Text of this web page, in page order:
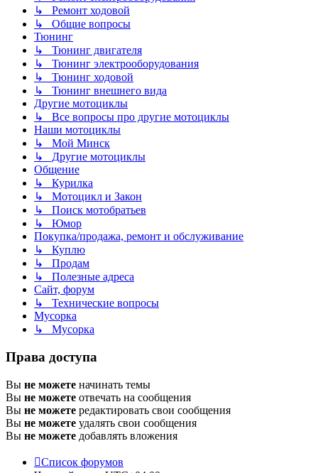
↳ Ремонт ходовой
↳ Общие вопросы
Тюнинг
↳ Тюнинг двигателя
↳ Тюнинг электрооборудования
↳ Тюнинг ходовой
↳ Тюнинг внешнего вида
Другие мотоциклы
↳ Все вопросы про другие мотоциклы
Наши мотоциклы
↳ Мой Минск
↳ Другие мотоциклы
Общение
↳ Курилка
↳ Мотоцикл и Закон
↳ Поиск мотобратьев
↳ Юмор
Покупка/продажа, ремонт и обслуживание
↳ Куплю
↳ Продам
↳ Полезные адреса
Сайт, форум
↳ Технические вопросы
Мусорка
↳ Мусорка
Права доступа
Вы не можете начинать темы
Вы не можете отвечать на сообщения
Вы не можете редактировать свои сообщения
Вы не можете удалять свои сообщения
Вы не можете добавлять вложения
Список форумов